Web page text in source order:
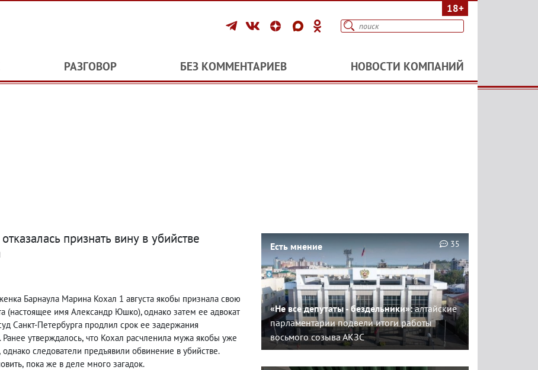
18+
РАЗГОВОР БЕЗ КОММЕНТАРИЕВ НОВОСТИ КОМПАНИЙ
признать вину в убийстве
Барнаула Марина Кохал 1 августа якобы признала свою
(настоящее имя Александр Юшко), однако затем ее адвокат
Санкт-Петербурга продлил срок ее задержания
утверждалось, что Кохал расчленила мужа якобы уже
однако следователи предъявили обвинение в убийстве.
, пока же в деле много загадок.
Есть мнение
«Не все депутаты - бездельники»:алтайские
парламентарии подвели итоги работы
восьмого созыва АКЗС
35